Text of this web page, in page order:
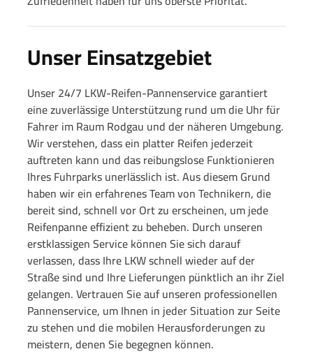
Unser Einsatzgebiet
Unser 24/7 LKW-Reifen-Pannenservice garantiert
eine zuverlässige Unterstützung rund um die Uhr für
Fahrer im Raum Rodgau und der näheren Umgebung.
Wir verstehen, dass ein platter Reifen jederzeit
auftreten kann und das reibungslose Funktionieren
Ihres Fuhrparks unerlässlich ist. Aus diesem Grund
haben wir ein erfahrenes Team von Technikern, die
bereit sind, schnell vor Ort zu erscheinen, um jede
Reifenpanne effizient zu beheben. Durch unseren
erstklassigen Service können Sie sich darauf
verlassen, dass Ihre LKW schnell wieder auf der
Straße sind und Ihre Lieferungen pünktlich an ihr Ziel
gelangen. Vertrauen Sie auf unseren professionellen
Pannenservice, um Ihnen in jeder Situation zur Seite
zu stehen und die mobilen Herausforderungen zu
meistern, denen Sie begegnen können.